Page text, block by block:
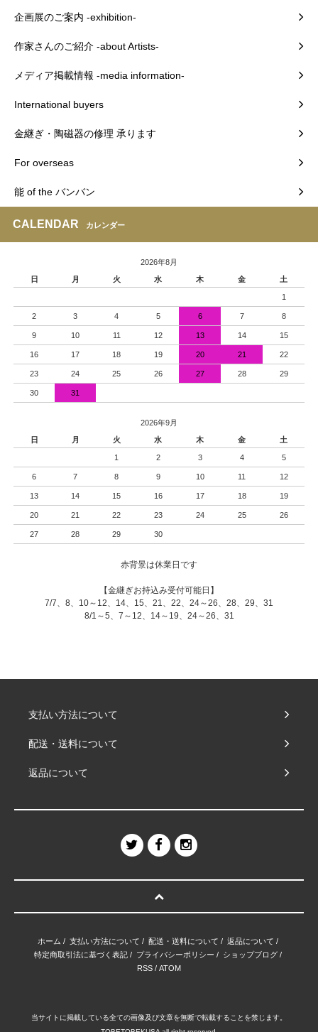
企画展のご案内 -exhibition-
作家さんのご紹介 -about Artists-
メディア掲載情報 -media information-
International buyers
金継ぎ・陶磁器の修理 承ります
For overseas
能 of the バンバン
CALENDAR カレンダー
2026年8月
日
月 火 水 木 金 土
1
2 3 4 5 6 7 8
9 10 11 12 13 14 15
16 17 18 19 20 21 22
23 24 25 26 27 28 29
30 31
2026年9月
日
月 火 水 木 金 土
1 2 3 4 5
6 7 8 9 10 11 12
13 14 15 16 17 18 19
20 21 22 23 24 25 26
27 28 29 30
赤背景は休業日です
【金継ぎお持込み受付可能日】
7/7、8、10～12、14、15、21、22、24～26、28、29、31
8/1～5、7～12、14～19、24～26、31
支払い方法について
配送・送料について
返品について
ホーム / 支払い方法について / 配送・送料について / 返品について /
特定商取引法に基づく表記 / プライバシーポリシー / ショップブログ /
RSS / ATOM
当サイトに掲載している全ての画像及び文章を無断で転載することを禁じます。